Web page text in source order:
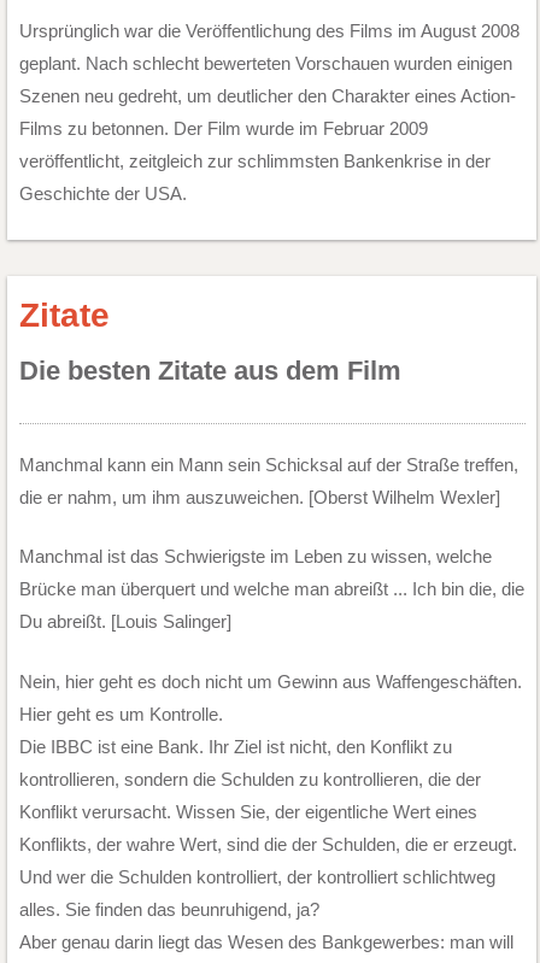
Ursprünglich war die Veröffentlichung des Films im August 2008
geplant. Nach schlecht bewerteten Vorschauen wurden einigen
Szenen neu gedreht, um deutlicher den Charakter eines Action-
Films zu betonnen. Der Film wurde im Februar 2009
veröffentlicht, zeitgleich zur schlimmsten Bankenkrise in der
Geschichte der USA.
Zitate
Die besten Zitate aus dem Film
Manchmal kann ein Mann sein Schicksal auf der Straße treffen,
die er nahm, um ihm auszuweichen. [Oberst Wilhelm Wexler]
Manchmal ist das Schwierigste im Leben zu wissen, welche
Brücke man überquert und welche man abreißt ... Ich bin die, die
Du abreißt. [Louis Salinger]
Nein, hier geht es doch nicht um Gewinn aus Waffengeschäften.
Hier geht es um Kontrolle.
Die IBBC ist eine Bank. Ihr Ziel ist nicht, den Konflikt zu
kontrollieren, sondern die Schulden zu kontrollieren, die der
Konflikt verursacht. Wissen Sie, der eigentliche Wert eines
Konflikts, der wahre Wert, sind die der Schulden, die er erzeugt.
Und wer die Schulden kontrolliert, der kontrolliert schlichtweg
alles. Sie finden das beunruhigend, ja?
Aber genau darin liegt das Wesen des Bankgewerbes: man will